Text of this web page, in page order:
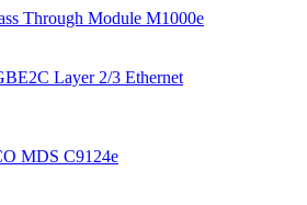
Through Module M1000e
Layer 2/3 Ethernet
MDS C9124e